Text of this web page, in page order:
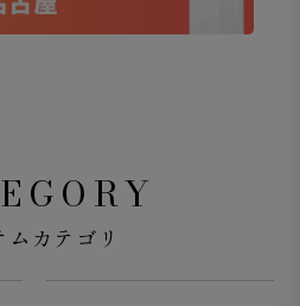
ムカテゴリ